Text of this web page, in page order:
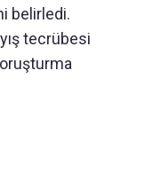
belirledi.
tecrübesi